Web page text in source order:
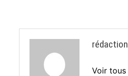
rédaction
Voir